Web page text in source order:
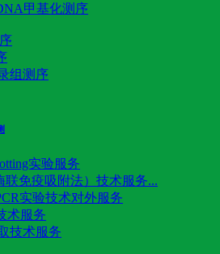
甲基化测序
组测序
实验服务
联免疫吸附法）技术服务...
实验技术对外服务
术服务
技术服务